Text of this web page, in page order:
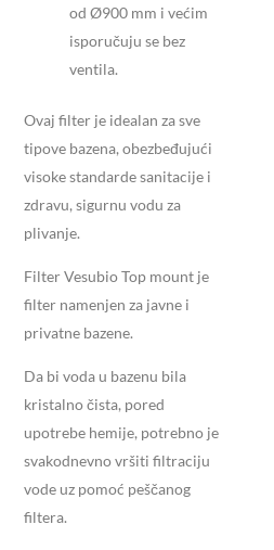
od Ø900 mm i većim
isporučuju se bez
ventila.
Ovaj filter je idealan za sve
tipove bazena, obezbeđujući
visoke standarde sanitacije i
zdravu, sigurnu vodu za
plivanje.
Filter Vesubio Top mount je
filter namenjen za javne i
privatne bazene.
Da bi voda u bazenu bila
kristalno čista, pored
upotrebe hemije, potrebno je
svakodnevno vršiti filtraciju
vode uz pomoć peščanog
filtera.